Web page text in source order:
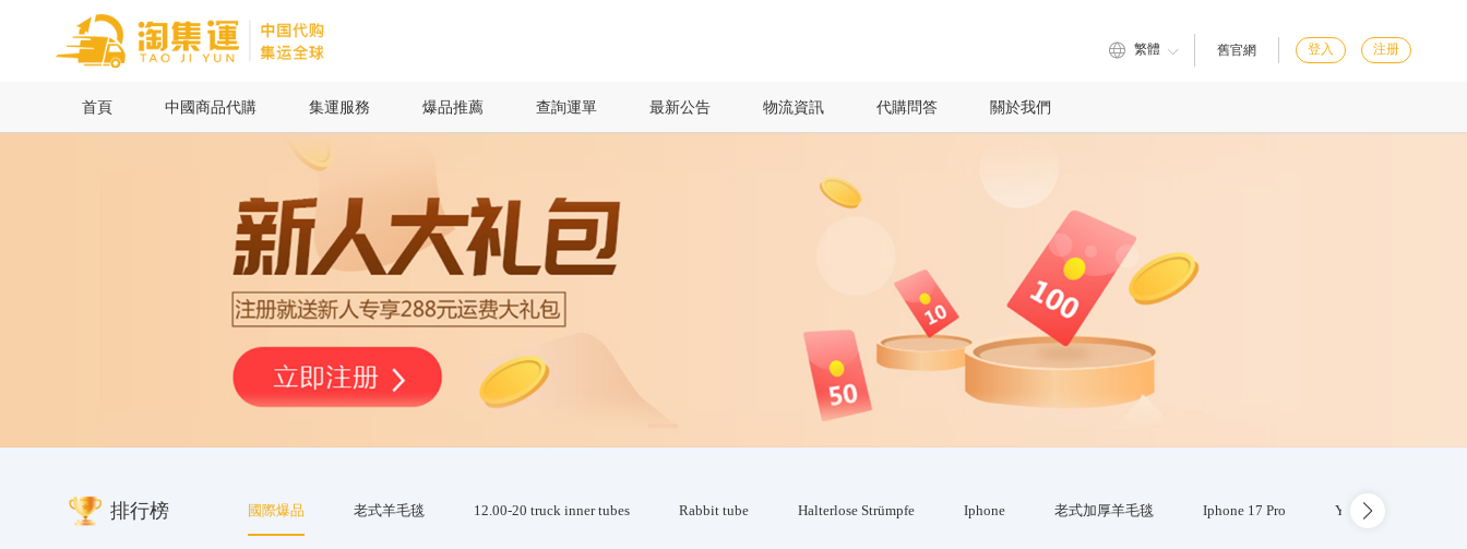
繁體 舊官網 登入 注册
首頁 中國商品代購 集運服務 爆品推薦 查詢運單 最新公告 物流資訊 代購問答 關於我們
排行榜 國際爆品 老式羊毛毯 12.00-20 truck inner tubes Rabbit tube Halterlose Strümpfe Iphone 老式加厚羊毛毯 Iphone 17 Pro Yubikey